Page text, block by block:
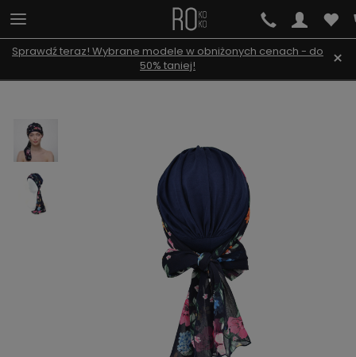
Sprawdź teraz! Wybrane modele w obniżonych cenach - do
50% taniej!
×